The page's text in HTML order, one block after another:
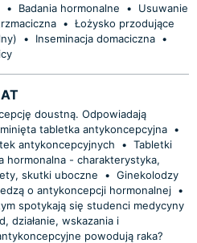
• Badania hormonalne •
Usuwanie
• Łożysko przodujące
• Inseminacja domaciczna •
doustną. Odpowiadają
tabletka antykoncepcyjna •
antykoncepcyjnych
• Tabletki
hormonalna - charakterystyka,
skutki uboczne
• Ginekolodzy
o antykoncepcji hormonalnej •
spotykają się studenci medycyny
działanie, wskazania i
powodują raka?